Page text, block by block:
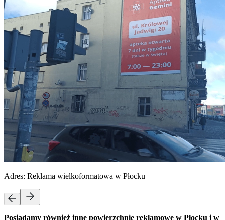
Adres: Reklama wielkoformatowa w Płocku
Posiadamy również inne powierzchnie reklamowe w Płocku i w